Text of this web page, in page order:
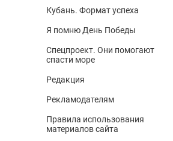
Кубань. Формат успеха
Я помню День Победы
Спецпроект. Они помогают
спасти море
Редакция
Рекламодателям
Правила использования
материалов сайта